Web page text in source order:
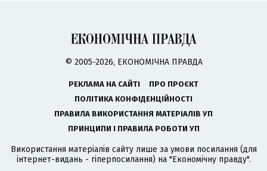
© 2005-2026, ЕКОНОМІЧНА ПРАВДА
РЕКЛАМА НА САЙТІ
ПРО ПРОЄКТ
ПОЛІТИКА КОНФІДЕНЦІЙНОСТІ
ПРАВИЛА ВИКОРИСТАННЯ МАТЕРІАЛІВ УП
ПРИНЦИПИ І ПРАВИЛА РОБОТИ УП
Використання матеріалів сайту лише за умови посилання (для
інтернет-видань - гіперпосилання) на "Економічну правду".